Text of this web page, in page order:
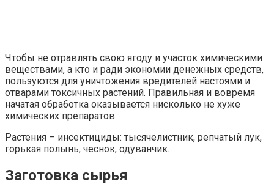
Чтобы не отравлять свою ягоду и участок химическими
веществами, а кто и ради экономии денежных средств,
пользуются для уничтожения вредителей настоями и
отварами токсичных растений. Правильная и вовремя
начатая обработка оказывается нисколько не хуже
химических препаратов.
Растения – инсектициды: тысячелистник, репчатый лук,
горькая полынь, чеснок, одуванчик.
Заготовка сырья